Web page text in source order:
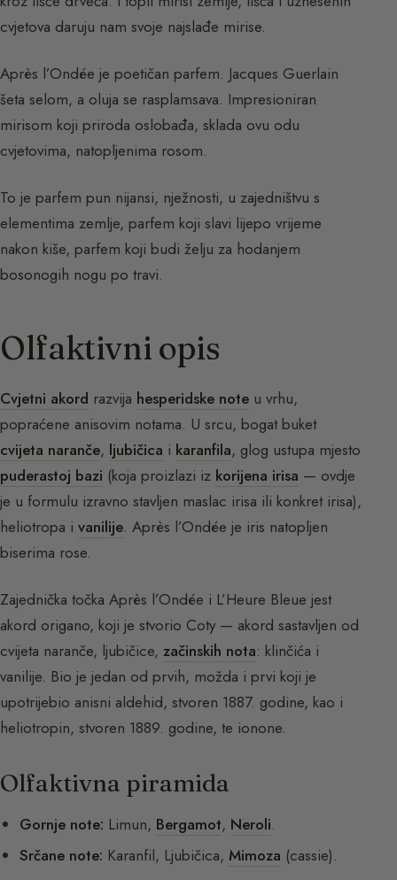
cvjetova daruju nam svoje najslađe mirise.
Après l’Ondée je poetičan parfem. Jacques Guerlain
šeta selom, a oluja se rasplamsava. Impresioniran
mirisom koji priroda oslobađa, sklada ovu odu
cvjetovima, natopljenima rosom.
To je parfem pun nijansi, nježnosti, u zajedništvu s
elementima zemlje, parfem koji slavi lijepo vrijeme
nakon kiše, parfem koji budi želju za hodanjem
bosonogih nogu po travi.
Olfaktivni opis
Cvjetni akord razvija hesperidske note u vrhu,
popraćene anisovim notama. U srcu, bogat buket
cvijeta naranče, ljubičica i karanfila, glog ustupa mjesto
puderastoj bazi (koja proizlazi iz korijena irisa — ovdje
je u formulu izravno stavljen maslac irisa ili konkret irisa),
heliotropa i vanilije. Après l’Ondée je iris natopljen
biserima rose.
Zajednička točka Après l’Ondée i L’Heure Bleue jest
akord origano, koji je stvorio Coty — akord sastavljen od
cvijeta naranče, ljubičice, začinskih nota: klinčića i
vanilije. Bio je jedan od prvih, možda i prvi koji je
upotrijebio anisni aldehid, stvoren 1887. godine, kao i
heliotropin, stvoren 1889. godine, te ionone.
Olfaktivna piramida
Gornje note: Limun, Bergamot, Neroli.
Srčane note: Karanfil, Ljubičica,Mimoza (cassie).